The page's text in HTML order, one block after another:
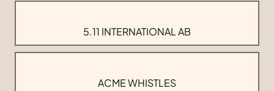
5.11 INTERNATIONAL AB
ACME WHISTLES